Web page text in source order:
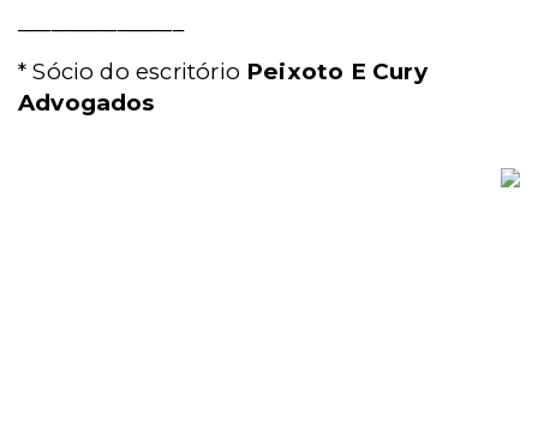
* Sócio do escritório Peixoto E Cury
Advogados